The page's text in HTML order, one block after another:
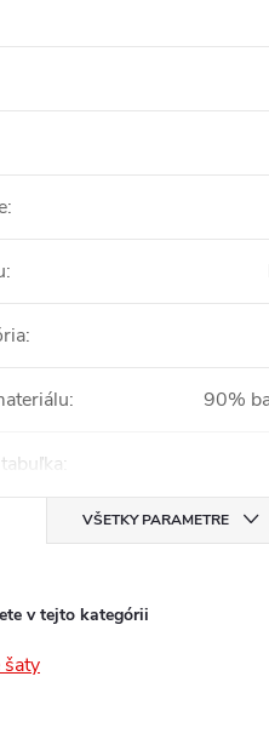
:
:
:
: 90%
:
VŠETKY PARAMETRE
v tejto kategórii
šaty